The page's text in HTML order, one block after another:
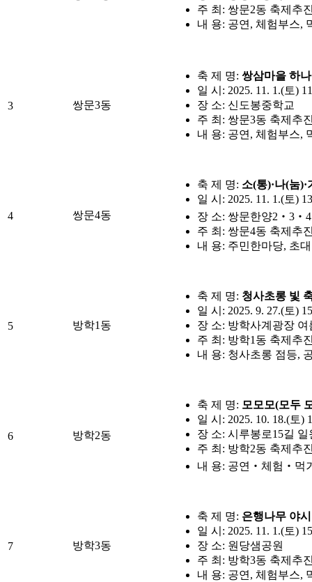
주 최: 쌍문2동 축제추
내 용: 공연, 체험부스,
3 쌍문3동
축 제 명: 쌍삼마을 하
일 시: 2025. 11. 1.(토)
장 소: 신도봉중학교
주 최: 쌍문3동 축제추
내 용: 공연, 체험부스,
4 쌍문4동
축 제 명: 소(통)·나(눔
일 시: 2025. 11. 1.(토)
장 소: 쌍문한양
주 최: 쌍문4동 축제추
내 용: 주민한마당, 초
5 방학1동
축 제 명: 청사초롱 빛
일 시: 2025. 9. 27.(토)
장 소: 방학사계광장 여
주 최: 방학1동 축제추
내 용: 청사초롱 점등,
6 방학2동
축 제 명: 모모모(모두
일 시: 2025. 10. 18.(토)
장 소: 시루봉로15길 일
주 최: 방학2동 축제추
내 용: 공연‧체험‧먹
7 방학3동
축 제 명: 은행나무 야
일 시: 2025. 11. 1.(토)
장 소: 원당샘공원
주 최: 방학3동 축제추
내 용: 공연, 체험부스,